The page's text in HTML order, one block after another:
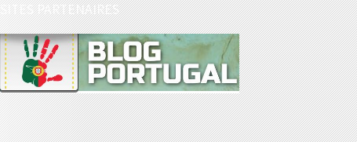
SITES PARTENAIRES